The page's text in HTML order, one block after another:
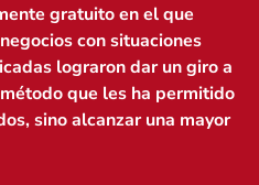
gratuito en el que
con situaciones
lograron dar un giro a
que les ha permitido
sino alcanzar una mayor